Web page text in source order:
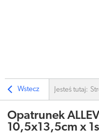
Wstecz Jesteś tutaj:
Opatrunek
10,5x13,5cm x